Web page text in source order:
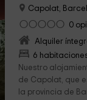
Capolat,
0
Alquiler
6
Nuestro
de Capolat, que
la provincia de